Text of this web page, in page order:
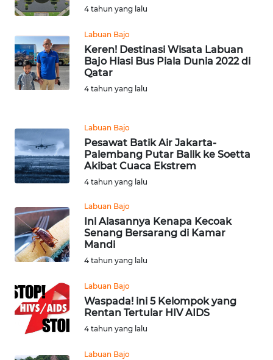
4 tahun yang lalu
Labuan Bajo
Keren! Destinasi Wisata Labuan
Bajo Hiasi Bus Piala Dunia 2022 di
Qatar
4 tahun yang lalu
Labuan Bajo
Pesawat Batik Air Jakarta-
Palembang Putar Balik ke Soetta
Akibat Cuaca Ekstrem
4 tahun yang lalu
Labuan Bajo
Ini Alasannya Kenapa Kecoak
Senang Bersarang di Kamar
Mandi
4 tahun yang lalu
Labuan Bajo
Waspada! ini 5 Kelompok yang
Rentan Tertular HIV AIDS
4 tahun yang lalu
Labuan Bajo
WN
SELATAN
WN
TANJUNG
KARO
WN
WN
LABUHANBATU
TAPANULI
TENGAH
WN DELI